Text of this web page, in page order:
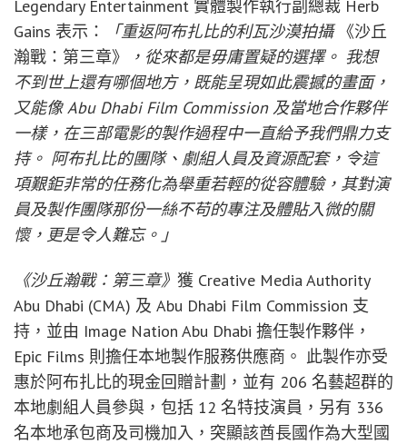
Legendary Entertainment 實體製作執行副總裁 Herb
Gains 表示：
「重返阿布扎比的利瓦沙漠拍攝 《沙丘
瀚戰：第三章》
，從來都是毋庸置疑的選擇。 我想
不到世上還有哪個地方，既能呈現如此震撼的畫面，
又能像 Abu Dhabi Film Commission 及當地合作夥伴
一樣，在三部電影的製作過程中一直給予我們鼎力支
持。 阿布扎比的團隊、劇組人員及資源配套，令這
項艱鉅非常的任務化為舉重若輕的從容體驗，其對演
員及製作團隊那份一絲不苟的專注及體貼入微的關
懷，更是令人難忘。」
《沙丘瀚戰：第三章》 獲 Creative Media Authority
Abu Dhabi (CMA) 及 Abu Dhabi Film Commission 支
持，並由 Image Nation Abu Dhabi 擔任製作夥伴，
Epic Films 則擔任本地製作服務供應商。 此製作亦受
惠於阿布扎比的現金回贈計劃，並有 206 名藝超群的
本地劇組人員參與，包括 12 名特技演員，另有 336
名本地承包商及司機加入，突顯該酋長國作為大型國